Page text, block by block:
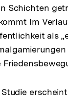
Schichten
Im
als